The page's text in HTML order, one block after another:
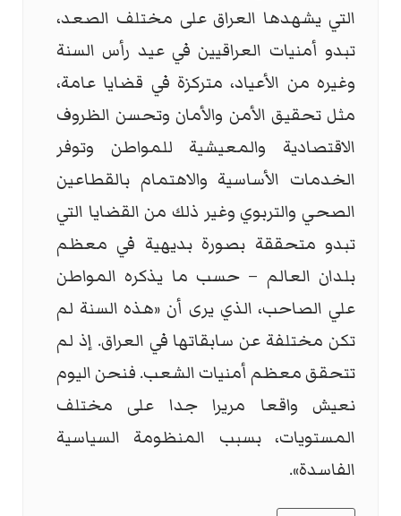
التي يشهدها العراق على مختلف الصعد،
تبدو أمنيات العراقيين في عيد رأس السنة
وغيره من الأعياد، متركزة في قضايا عامة،
مثل تحقيق الأمن والأمان وتحسن الظروف
الاقتصادية والمعيشية للمواطن وتوفر
الخدمات الأساسية والاهتمام بالقطاعين
الصحي والتربوي وغير ذلك من القضايا التي
تبدو متحققة بصورة بديهية في معظم
بلدان العالم – حسب ما يذكره المواطن
علي الصاحب، الذي يرى أن «هذه السنة لم
تكن مختلفة عن سابقاتها في العراق. إذ لم
تتحقق معظم أمنيات الشعب. فنحن اليوم
نعيش واقعا مريرا جدا على مختلف
المستويات، بسبب المنظومة السياسية
الفاسدة».